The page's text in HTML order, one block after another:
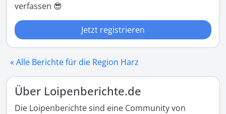
verfassen 😎
Jetzt registrieren
« Alle Berichte für die Region Harz
Über Loipenberichte.de
Die Loipenberichte sind eine Community von